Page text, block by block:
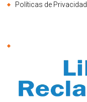
Políticas de Privacidad